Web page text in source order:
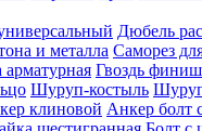
Дюбель
и металла Саморез
арматурная Гвоздь
Шуруп-костыль
клиновой Анкер болт